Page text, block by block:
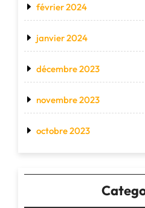
février 2024
janvier 2024
décembre 2023
novembre 2023
octobre 2023